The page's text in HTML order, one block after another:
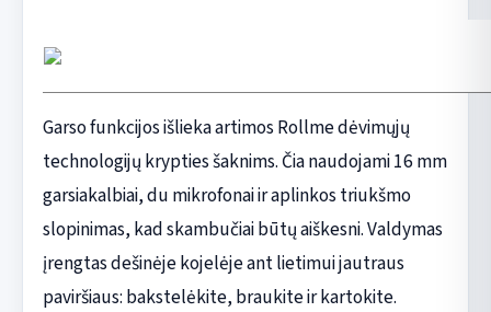
Garso funkcijos išlieka artimos Rollme dėvimųjų
technologijų krypties šaknims. Čia naudojami 16 mm
garsiakalbiai, du mikrofonai ir aplinkos triukšmo
slopinimas, kad skambučiai būtų aiškesni. Valdymas
įrengtas dešinėje kojelėje ant lietimui jautraus
paviršiaus: bakstelėkite, braukite ir kartokite.